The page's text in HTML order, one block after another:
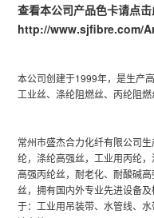
查看本公司产品色卡请点击
http://www.sjfibre.com/
本公司创建于1999年，是生产
工业丝、涤纶阻燃丝、丙纶阻燃
常州市盛杰合力化纤有限公司
纶，涤纶高强丝，工业用丙纶
高强丙纶丝，耐老化、耐酸碱
丝，拥有国内外专业先进设备
于：工业用吊装带、水管线、